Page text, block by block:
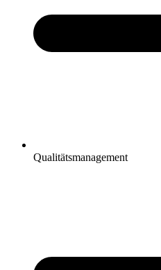
Qualitätsmanagement